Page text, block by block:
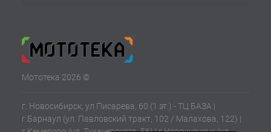
Мототека 2026 ©
г. Новосибирск, ул Писарева, 60 (1 эт.) - ТЦ БАЗА |
г.Барнаул (ул. Павловский тракт, 102 / Малахова, 122) |